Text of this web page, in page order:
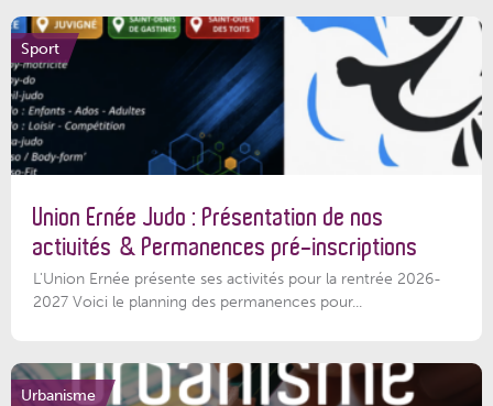
Sport
Union Ernée Judo : Présentation de nos
activités & Permanences pré-inscriptions
L'Union Ernée présente ses activités pour la rentrée 2026-
2027 Voici le planning des permanences pour...
Urbanisme